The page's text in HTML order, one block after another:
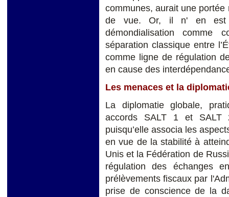
communes, aurait une
de vue. Or, il n' en est
démondialisation comme
séparation classique entre
comme ligne de régulation
en cause des
Les menaces et la
La diplomatie globale,
accords SALT 1 et SALT
puisqu’elle associa les
en vue de la stabilité à
Unis et la Fédération de
régulation des échanges
prélèvements fiscaux par
prise de conscience de la